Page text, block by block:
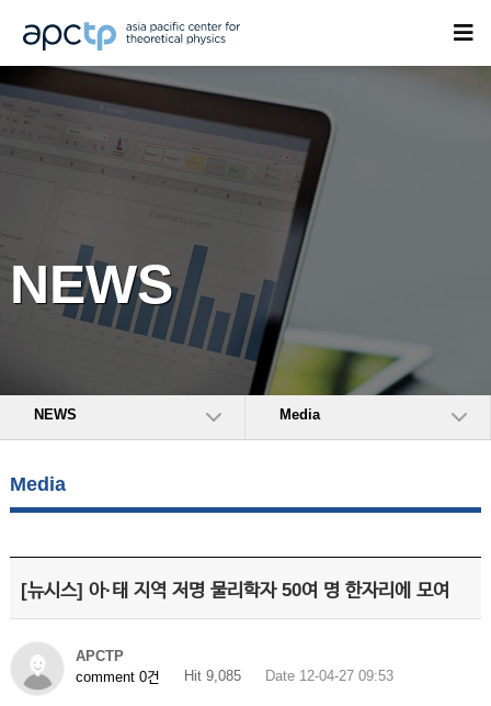
NEWS
NEWS Media
Media
[뉴시스] 아·태 지역 저명 물리학자 50여 명 한자리에 모여
APCTP
comment 0건
Hit 9,085 Date 12-04-27 09:53